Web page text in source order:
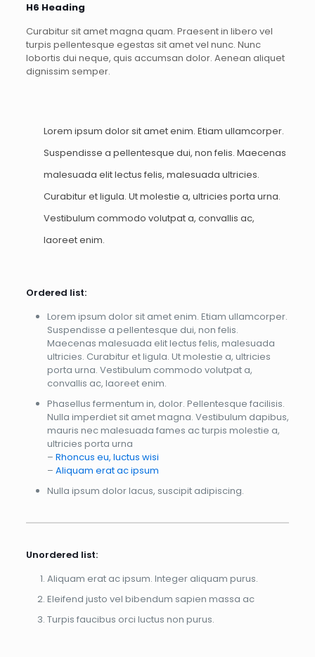
H6 Heading
Curabitur sit amet magna quam. Praesent in libero vel
turpis pellentesque egestas sit amet vel nunc. Nunc
lobortis dui neque, quis accumsan dolor. Aenean aliquet
dignissim semper.
Lorem ipsum dolor sit amet enim. Etiam ullamcorper.
Suspendisse a pellentesque dui, non felis. Maecenas
malesuada elit lectus felis, malesuada ultricies.
Curabitur et ligula. Ut molestie a, ultricies porta urna.
Vestibulum commodo volutpat a, convallis ac,
laoreet enim.
Ordered list:
Lorem ipsum dolor sit amet enim. Etiam ullamcorper.
Suspendisse a pellentesque dui, non felis.
Maecenas malesuada elit lectus felis, malesuada
ultricies. Curabitur et ligula. Ut molestie a, ultricies
porta urna. Vestibulum commodo volutpat a,
convallis ac, laoreet enim.
Phasellus fermentum in, dolor. Pellentesque facilisis.
Nulla imperdiet sit amet magna. Vestibulum dapibus,
mauris nec malesuada fames ac turpis molestie a,
ultricies porta urna
– Rhoncus eu, luctus wisi
– Aliquam erat ac ipsum
Nulla ipsum dolor lacus, suscipit adipiscing.
Unordered list:
Aliquam erat ac ipsum. Integer aliquam purus.
Eleifend justo vel bibendum sapien massa ac
Turpis faucibus orci luctus non purus.